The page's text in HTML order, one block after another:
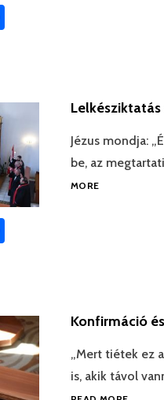
Jézus mondja:
be, az
MORE
Konfirmáció
„Mert tiétek ez
is, akik távol